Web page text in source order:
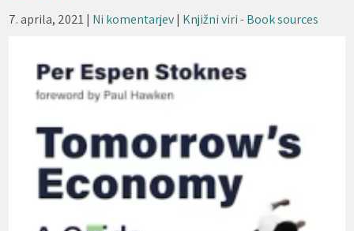
7. aprila, 2021| Ni komentarjev| Knjižni viri - Book sources